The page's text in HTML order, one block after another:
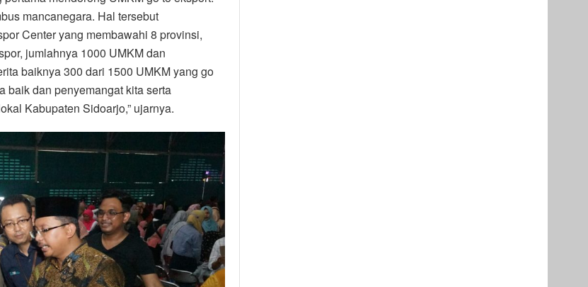
mancanegara. Hal tersebut
Center yang membawahi 8 provinsi,
jumlahnya 1000 UMKM dan
baiknya 300 dari 1500 UMKM yang go
baik dan penyemangat kita serta
Kabupaten Sidoarjo,” ujarnya.